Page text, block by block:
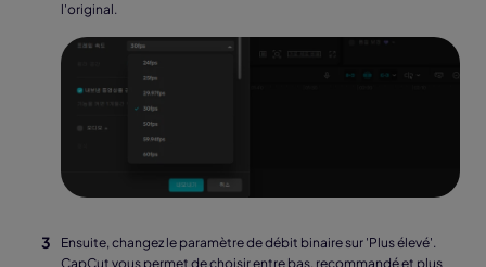
l'original.
Ensuite, changez le paramètre de débit binaire sur 'Plus élevé'.
CapCut vous permet de choisir entre bas, recommandé et plus